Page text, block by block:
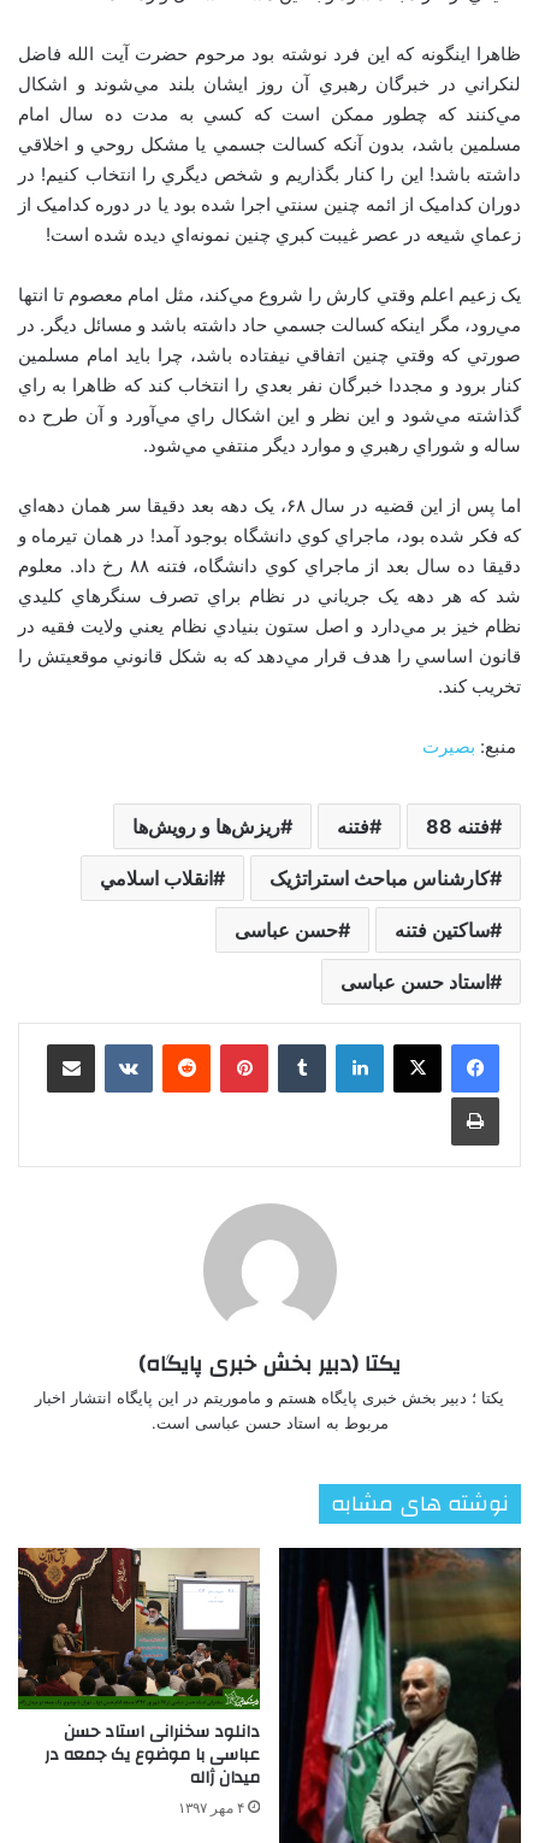
ظاهرا اينگونه که اين فرد نوشته بود مرحوم حضرت آيت الله فاضل
لنکراني در خبرگان رهبري آن روز ايشان بلند مي‌شوند و اشکال
مي‌کنند که چطور ممکن است که کسي به مدت ده سال امام
مسلمين باشد، بدون آنکه کسالت جسمي يا مشکل روحي و اخلاقي
داشته باشد! اين را کنار بگذاريم و شخص ديگري را انتخاب کنيم! در
دوران کداميک از ائمه چنين سنتي اجرا شده بود يا در دوره کداميک از
زعماي شيعه در عصر غيبت کبري چنين نمونه‌اي ديده شده است!
يک زعيم اعلم وقتي کارش را شروع مي‌کند، مثل امام معصوم تا انتها
مي‌رود، مگر اينکه کسالت جسمي حاد داشته باشد و مسائل ديگر. در
صورتي که وقتي چنين اتفاقي نيفتاده باشد، چرا بايد امام مسلمين
کنار برود و مجددا خبرگان نفر بعدي را انتخاب کند که ظاهرا به راي
گذاشته مي‌شود و اين نظر و اين اشکال راي مي‌آورد و آن طرح ده
ساله و شوراي رهبري و موارد ديگر منتفي مي‌شود.
اما پس از اين قضيه در سال ۶۸، يک دهه بعد دقيقا سر همان دهه‌اي
که فکر شده بود، ماجراي کوي دانشگاه بوجود آمد! در همان تيرماه و
دقيقا ده سال بعد از ماجراي کوي دانشگاه، فتنه ۸۸ رخ داد. معلوم
شد که هر دهه يک جرياني در نظام براي تصرف سنگرهاي کليدي
نظام خيز بر مي‌دارد و اصل ستون بنيادي نظام يعني ولايت فقيه در
قانون اساسي را هدف قرار مي‌دهد که به شکل قانوني موقعيتش را
تخريب کند.
منبع: بصیرت
فتنه 88 فتنه ريزش‌ها و رويش‌ها
کارشناس مباحث استراتژيک انقلاب اسلامي
ساکتين فتنه حسن عباسی
استاد حسن عباسی
لینکدین ‫تامبلر ‫پین‌ترست‫رددیت ‫VKontakteاشتراک گذاری از طریق ایمیل
چاپ
یکتا (دبیر بخش خبری پایگاه)
یکتا ؛ دبیر بخش خبری پایگاه هستم و ماموریتم در این پایگاه انتشار اخبار
مربوط به استاد حسن عباسی است.
نوشته های مشابه
دانلود سخنرانی استاد حسن
عباسی با موضوع یک جمعه در
میدان ژاله
۴ مهر ۱۳۹۷